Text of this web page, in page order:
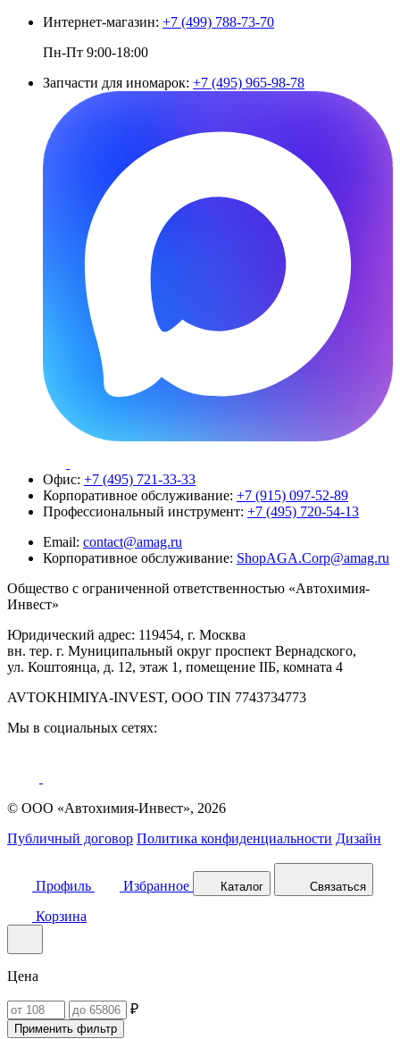
Интернет-магазин: +7 (499) 788-73-70
Пн-Пт 9:00-18:00
Запчасти для иномарок: +7 (495) 965-98-78
Офис: +7 (495) 721-33-33
Корпоративное обслуживание: +7 (915) 097-52-89
Профессиональный инструмент: +7 (495) 720-54-13
Email: contact@amag.ru
Корпоративное обслуживание: ShopAGA.Corp@amag.ru
Общество с ограниченной ответственностью «Автохимия-
Инвест»
Юридический адрес: 119454, г. Москва
вн. тер. г. Муниципальный округ проспект Вернадского,
ул. Коштоянца, д. 12, этаж 1, помещение IIБ, комната 4
AVTOKHIMIYA-INVEST, OOO TIN 7743734773
Мы в социальных сетях:
© ООО «Автохимия-Инвест», 2026
Публичный договор Политика конфиденциальности Дизайн
Профиль Избранное Каталог Связаться
Корзина
Цена
₽
Применить фильтр